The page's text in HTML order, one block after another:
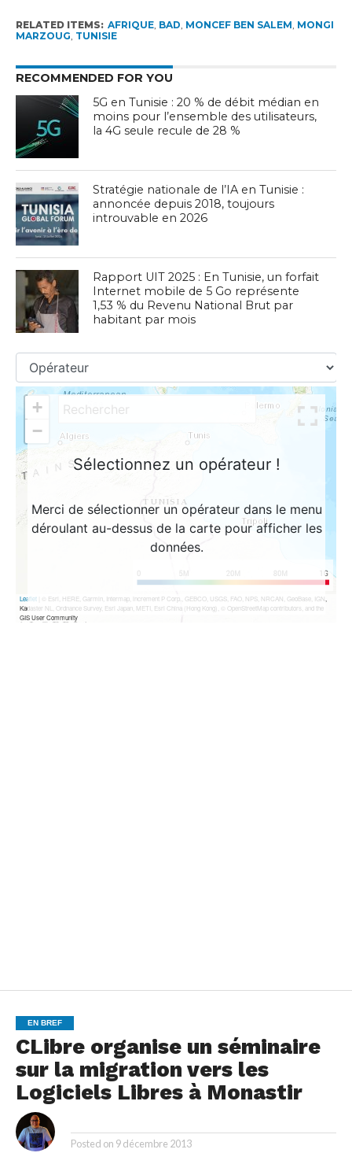
RELATED ITEMS: AFRIQUE, BAD, MONCEF BEN SALEM, MONGI
MARZOUG, TUNISIE
RECOMMENDED FOR YOU
5G en Tunisie : 20 % de débit médian en
moins pour l’ensemble des utilisateurs,
la 4G seule recule de 28 %
Stratégie nationale de l’IA en Tunisie :
annoncée depuis 2018, toujours
introuvable en 2026
Rapport UIT 2025 : En Tunisie, un forfait
Internet mobile de 5 Go représente
1,53 % du Revenu National Brut par
habitant par mois
EN BREF
CLibre organise un séminaire
sur la migration vers les
Logiciels Libres à Monastir
Posted on 9 décembre 2013